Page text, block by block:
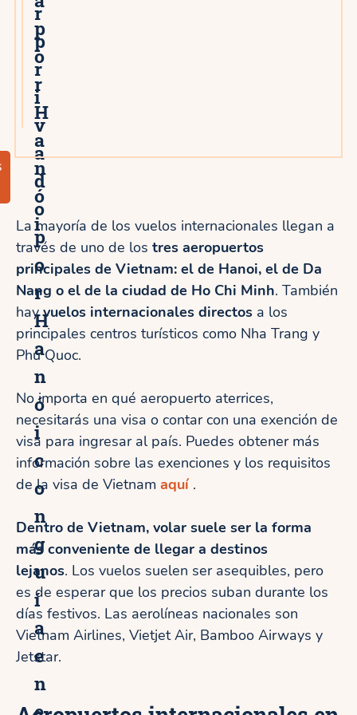
p
o
r
H
a
n
ó
i
r
p
r
i
v
a
d
o
p
o
r
H
a
n
ó
i
c
o
n
g
u
í
a
e
n
La mayoría de los vuelos internacionales llegan a
través de uno de los tres aeropuertos
principales de Vietnam: el de Hanoi, el de Da
Nang o el de la ciudad de Ho Chi Minh. También
hayvuelos internacionales directos a los
principales centros turísticos como Nha Trang y
Phu Quoc.
No importa en qué aeropuerto aterrices,
necesitarás una visa o contar con una exención de
visa para ingresar al país. Puedes obtener más
información sobre las exenciones y los requisitos
de la visa de Vietnam aquí .
Dentro de Vietnam, volar suele ser la forma
más conveniente de llegar a destinos
lejanos. Los vuelos suelen ser asequibles, pero
es de esperar que los precios suban durante los
días festivos. Las aerolíneas nacionales son
Vietnam Airlines, Vietjet Air, Bamboo Airways y
Jetstar.